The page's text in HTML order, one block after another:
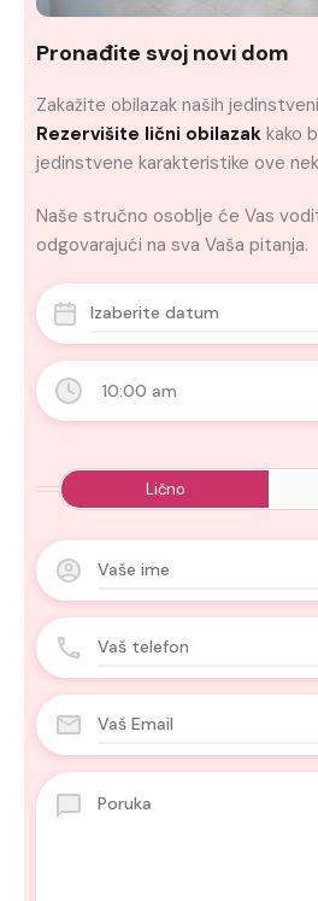
10:00 am
Lično
Pronađite svoj novi dom
Zakažite obilazak naših
Rezervišite lični obilazak kako
jedinstvene karakteristike ove
Naše stručno osoblje će Vas
odgovarajući na sva Vaša pitanja.